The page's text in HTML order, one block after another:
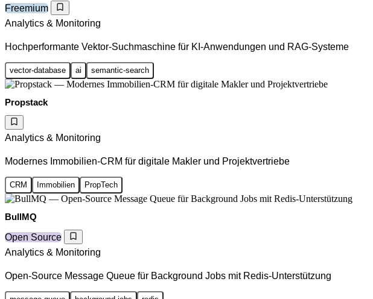
Freemium
Analytics & Monitoring
Hochperformante Vektor-Suchmaschine für KI-Anwendungen und RAG-Systeme
vector-database ai semantic-search
Propstack
Analytics & Monitoring
Modernes Immobilien-CRM für digitale Makler und Projektvertriebe
CRM Immobilien PropTech
BullMQ
Open Source
Analytics & Monitoring
Open-Source Message Queue für Background Jobs mit Redis-Unterstützung